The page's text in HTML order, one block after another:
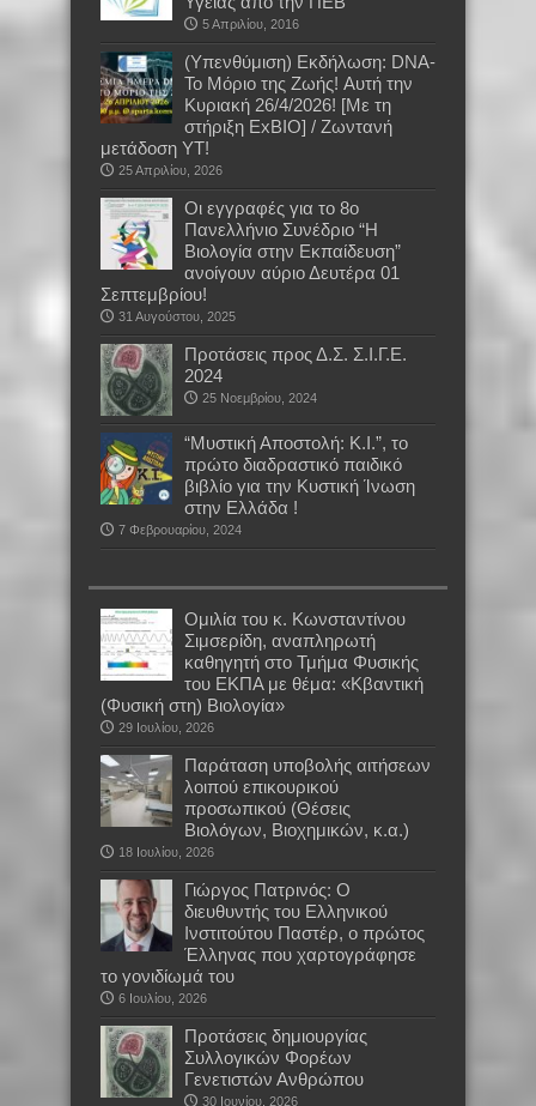
5 Απριλίου, 2016
(Υπενθύμιση) Εκδήλωση: DNA-
Το Μόριο της Ζωής! Aυτή την
Κυριακή 26/4/2026! [Με τη
στήριξη ExBIO] / Ζωντανή
μετάδοση YT!
25 Απριλίου, 2026
Οι εγγραφές για το 8ο
Πανελλήνιο Συνέδριο “Η
Βιολογία στην Εκπαίδευση”
ανοίγουν αύριο Δευτέρα 01
Σεπτεμβρίου!
31 Αυγούστου, 2025
Προτάσεις προς Δ.Σ. Σ.Ι.Γ.Ε.
2024
25 Νοεμβρίου, 2024
“Μυστική Αποστολή: Κ.Ι.”, το
πρώτο διαδραστικό παιδικό
βιβλίο για την Κυστική Ίνωση
στην Ελλάδα !
7 Φεβρουαρίου, 2024
Oμιλία του κ. Κωνσταντίνου
Σιμσερίδη, αναπληρωτή
καθηγητή στο Τμήμα Φυσικής
του ΕΚΠΑ με θέμα: «Κβαντική
(Φυσική στη) Βιολογία»
29 Ιουλίου, 2026
Παράταση υποβολής αιτήσεων
λοιπού επικουρικού
προσωπικού (Θέσεις
Βιολόγων, Βιοχημικών, κ.α.)
18 Ιουλίου, 2026
Γιώργος Πατρινός: Ο
διευθυντής του Ελληνικού
Ινστιτούτου Παστέρ, ο πρώτος
Έλληνας που χαρτογράφησε
το γονιδίωμά του
6 Ιουλίου, 2026
Προτάσεις δημιουργίας
Συλλογικών Φορέων
Γενετιστών Ανθρώπου
30 Ιουνίου, 2026